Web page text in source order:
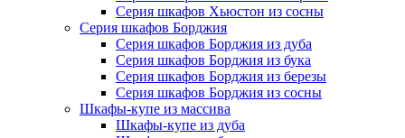
Серия шкафов Хьюстон из сосны
Серия шкафов Борджия
Серия шкафов Борджия из дуба
Серия шкафов Борджия из бука
Серия шкафов Борджия из березы
Серия шкафов Борджия из сосны
Шкафы-купе из массива
Шкафы-купе из дуба